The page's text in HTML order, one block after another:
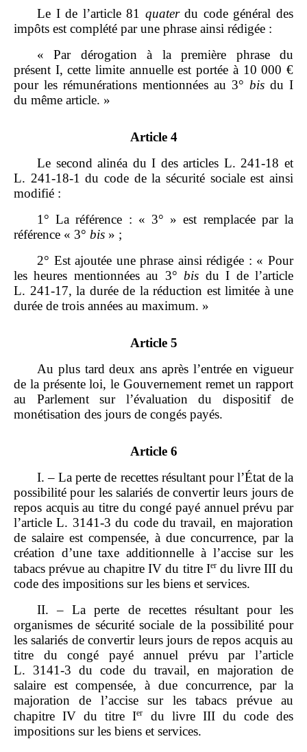
Le I de l’article 81 quaterdu code général des
impôts est complété par une phrase ainsi rédigée :
« Par dérogation à la première phrase du
présent I, cette limite annuelle est portée à 10 000 €
pour les rémunérations mentionnées au 3° bis du I
du même article. »
Article 4
Le second alinéa du I des articles L. 241‑18 et
L. 241‑18‑1 du code de la sécurité sociale est ainsi
modifié :
1° La référence : « 3° » est remplacée par la
référence « 3° bis » ;
2° Est ajoutée une phrase ainsi rédigée : « Pour
les heures mentionnées au 3°bis du I de l’article
L. 241‑17, la durée de la réduction est limitée à une
durée de trois années au maximum. »
Article 5
Au plus tard deux ans après l’entrée en vigueur
de la présente loi, le Gouvernement remet un rapport
au Parlement sur l’évaluation du dispositif de
monétisation des jours de congés payés.
Article 6
I. – La perte de recettes résultant pour l’État de la
possibilité pour les salariés de convertir leurs jours de
repos acquis au titre du congé payé annuel prévu par
l’article L. 3141‑3 du code du travail, en majoration
de salaire est compensée, à due concurrence, par la
création d’une taxe additionnelle à l’accise sur les
tabacs prévue au chapitre IV du titre Ierdu livre III du
code des impositions sur les biens et services.
II. – La perte de recettes résultant pour les
organismes de sécurité sociale de la possibilité pour
les salariés de convertir leurs jours de repos acquis au
titre du congé payé annuel prévu par l’article
L. 3141‑3 du code du travail, en majoration de
salaire est compensée, à due concurrence, par la
majoration de l’accise sur les tabacs prévue au
chapitre IV du titre Ier
du livre III du code des
impositions sur les biens et services.